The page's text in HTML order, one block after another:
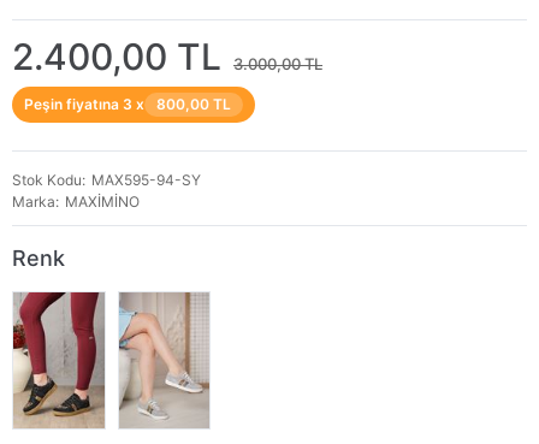
2.400,00 TL 3.000,00 TL
Peşin fiyatına 3 x 800,00 TL
Stok Kodu
MAX595-94-SY
Marka
MAXİMİNO
Renk